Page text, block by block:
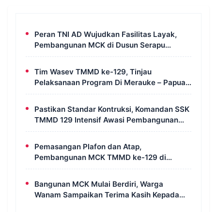
Peran TNI AD Wujudkan Fasilitas Layak,
Pembangunan MCK di Dusun Serapu
Rampung Dikerjakan
Tim Wasev TMMD ke-129, Tinjau
Pelaksanaan Program Di Merauke – Papua
Selatan
Pastikan Standar Kontruksi, Komandan SSK
TMMD 129 Intensif Awasi Pembangunan
MCK di Wanam
Pemasangan Plafon dan Atap,
Pembangunan MCK TMMD ke-129 di
Kampung Wanam Hampir Rampung
Bangunan MCK Mulai Berdiri, Warga
Wanam Sampaikan Terima Kasih Kepada